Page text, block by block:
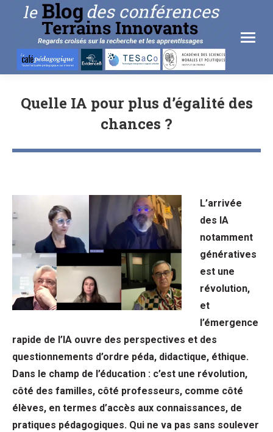
Quelle IA pour plus d’égalité des
chances ?
L’arrivée
des IA
notamment
génératives
est une
révolution,
et
l’émergence
rapide de l’IA ouvre des perspectives et des
questionnements d’ordre péda, didactique, éthique.
Dans le champ de l’éducation : c’est une révolution,
côté des familles, côté professeurs, comme côté
élèves, en termes d’accès aux connaissances, de
pratiques pédagogiques. Qui ne va pas sans soulever